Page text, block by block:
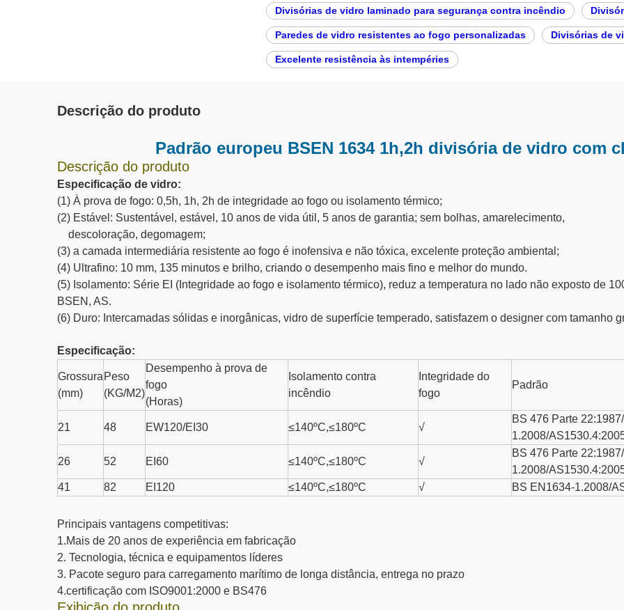
Divisórias de vidro laminado para segurança contra incêndio
Paredes de vidro resistentes ao fogo personalizadas Divisórias de
Excelente resistência às intempéries
Descrição do produto
Padrão europeu BSEN 1634 1h,2h divisória de vidro com
Descrição do produto
Especificação de vidro:
(1) À prova de fogo: 0,5h, 1h, 2h de integridade ao fogo ou isolamento térmico;
(2) Estável: Sustentável, estável, 10 anos de vida útil, 5 anos de garantia; sem bolhas, amarelecimento,
descoloração, degomagem;
(3) a camada intermediária resistente ao fogo é inofensiva e não tóxica, excelente proteção ambiental;
(4) Ultrafino: 10 mm, 135 minutos e brilho, criando o desempenho mais fino e melhor do mundo.
(5) Isolamento: Série EI (Integridade ao fogo e isolamento térmico), reduz a temperatura no lado não exposto de
BSEN, AS.
(6) Duro: Intercamadas sólidas e inorgânicas, vidro de superfície temperado, satisfazem o designer com tamanho
Especificação:
Grossura
(mm)
Peso
(KG/M2)
Desempenho à prova de
fogo
(Horas)
Isolamento contra
incêndio
Integridade do
fogo
Padrão
21 48 EW120/EI30 ≤140ºC,≤180ºC √
BS 476 Parte
1.2008/
26 52 EI60 ≤140ºC,≤180ºC √
BS 476 Parte
1.2008/
41
82 EI120 ≤140ºC,≤180ºC √ BS EN1634-1.2008/
Principais vantagens competitivas:
1.Mais de 20 anos de experiência em fabricação
2. Tecnologia, técnica e equipamentos líderes
3. Pacote seguro para carregamento marítimo de longa distância, entrega no prazo
4.certificação com ISO9001:2000 e BS476